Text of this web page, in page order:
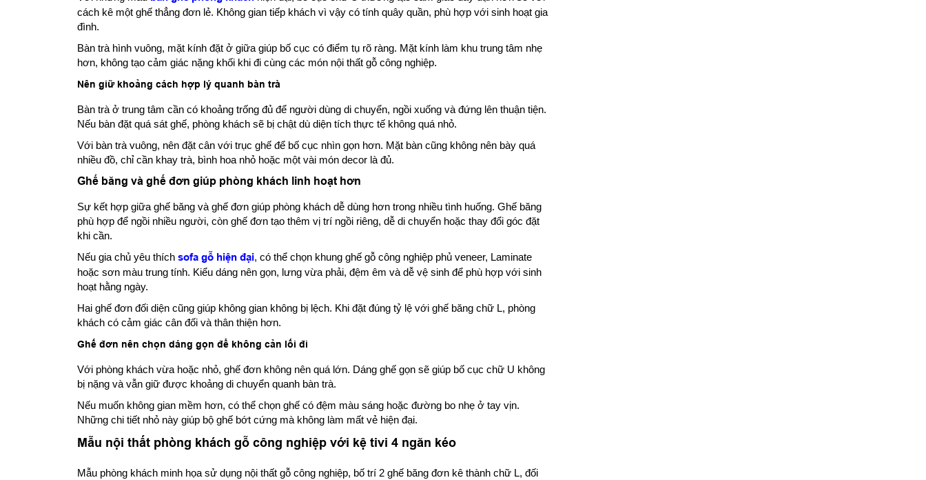
cách kê một ghế thẳng đơn lẻ. Không gian tiếp khách vì vậy có tính quây quần, phù hợp với sinh hoạt gia
đình.
Bàn trà hình vuông, mặt kính đặt ở giữa giúp bố cục có điểm tụ rõ ràng. Mặt kính làm khu trung tâm nhẹ
hơn, không tạo cảm giác nặng khối khi đi cùng các món nội thất gỗ công nghiệp.
Nên giữ khoảng cách hợp lý quanh bàn trà
Bàn trà ở trung tâm cần có khoảng trống đủ để người dùng di chuyển, ngồi xuống và đứng lên thuận tiện.
Nếu bàn đặt quá sát ghế, phòng khách sẽ bị chật dù diện tích thực tế không quá nhỏ.
Với bàn trà vuông, nên đặt cân với trục ghế để bố cục nhìn gọn hơn. Mặt bàn cũng không nên bày quá
nhiều đồ, chỉ cần khay trà, bình hoa nhỏ hoặc một vài món decor là đủ.
Ghế băng và ghế đơn giúp phòng khách linh hoạt hơn
Sự kết hợp giữa ghế băng và ghế đơn giúp phòng khách dễ dùng hơn trong nhiều tình huống. Ghế băng
phù hợp để ngồi nhiều người, còn ghế đơn tạo thêm vị trí ngồi riêng, dễ di chuyển hoặc thay đổi góc đặt
khi cần.
Nếu gia chủ yêu thích sofa gỗ hiện đại, có thể chọn khung ghế gỗ công nghiệp phủ veneer, Laminate
hoặc sơn màu trung tính. Kiểu dáng nên gọn, lưng vừa phải, đệm êm và dễ vệ sinh để phù hợp với sinh
hoạt hằng ngày.
Hai ghế đơn đối diện cũng giúp không gian không bị lệch. Khi đặt đúng tỷ lệ với ghế băng chữ L, phòng
khách có cảm giác cân đối và thân thiện hơn.
Ghế đơn nên chọn dáng gọn để không cản lối đi
Với phòng khách vừa hoặc nhỏ, ghế đơn không nên quá lớn. Dáng ghế gọn sẽ giúp bố cục chữ U không
bị nặng và vẫn giữ được khoảng di chuyển quanh bàn trà.
Nếu muốn không gian mềm hơn, có thể chọn ghế có đệm màu sáng hoặc đường bo nhẹ ở tay vịn.
Những chi tiết nhỏ này giúp bộ ghế bớt cứng mà không làm mất vẻ hiện đại.
Mẫu nội thất phòng khách gỗ công nghiệp với kệ tivi 4 ngăn kéo
Mẫu phòng khách minh họa sử dụng nội thất gỗ công nghiệp, bố trí 2 ghế băng đơn kê thành chữ L, đối